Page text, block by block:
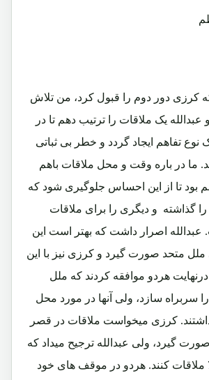
کرزی دور دوم را قبول کرد، من تلاش
یک ملاقات را ترتیب دهم تا در
نوع تفاهم ایجاد گردد و خطر بی ثباتی
ما در باره وقت و محل ملاقات باهم
بود تا از این احساس جلوگیری شود که
گذاشته و دیگری را برای ملاقات
اصرار داشت که بهتر است این
ملل متحد صورت گیرد و کرزی نیز با این
هردو موافقه کردند که ملل
سربراه سازد، ولی آنها در مورد محل
کرزی میخواست ملاقات در قصر
گیرد، ولی عبدالله ترجیح میداد که
آنها در قصرنمبر 7 ملاقات کنند. هردو در موقف های خود